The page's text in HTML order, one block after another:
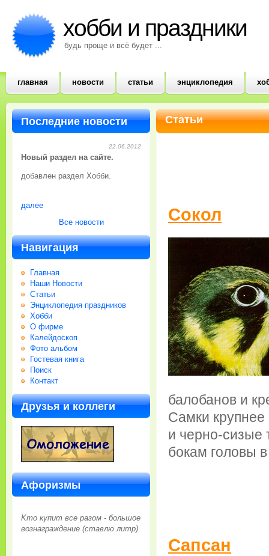
хобби и праздники
будь проще и всё будет ...
главная новости статьи энциклопедия
Статьи
Сокол
балобанов и
Самки
и черно-сизые
бокам головы
Сапсан
Последние новости
22.06.2012
Новый раздел на сайте.
добавлен раздел Хобби.
далее
Все новости
Навигация
Главная
Наши Новости
Статьи
Энциклопедия праздников
Хобби
О фирме
Калейдоскоп
Фото альбом
Гостевая книга
Поиск
Контакт
Друзья и коллеги
Афоризмы
Kто купит все разом - большое
вознаграждение (ставлю литр).